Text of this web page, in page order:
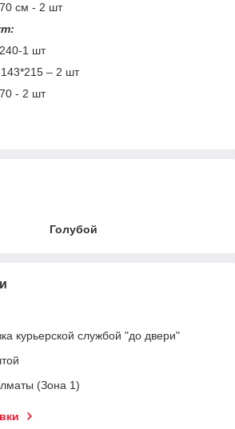
см - 2 шт
1 шт
– 2 шт
- 2 шт
Голубой
курьерской службой "до двери"
(Зона 1)